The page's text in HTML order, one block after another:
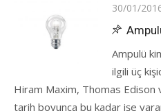
Posted
on
30/01/
Ampulü
ilgili üç
Hiram Maxim, Thomas Edison
tarih boyunca bu kadar işe